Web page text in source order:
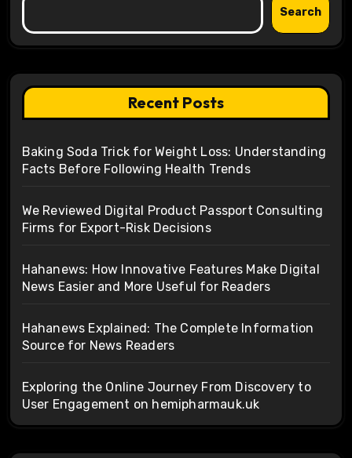
Search
Recent Posts
Baking Soda Trick for Weight Loss: Understanding
Facts Before Following Health Trends
We Reviewed Digital Product Passport Consulting
Firms for Export-Risk Decisions
Hahanews: How Innovative Features Make Digital
News Easier and More Useful for Readers
Hahanews Explained: The Complete Information
Source for News Readers
Exploring the Online Journey From Discovery to
User Engagement on hemipharmauk.uk